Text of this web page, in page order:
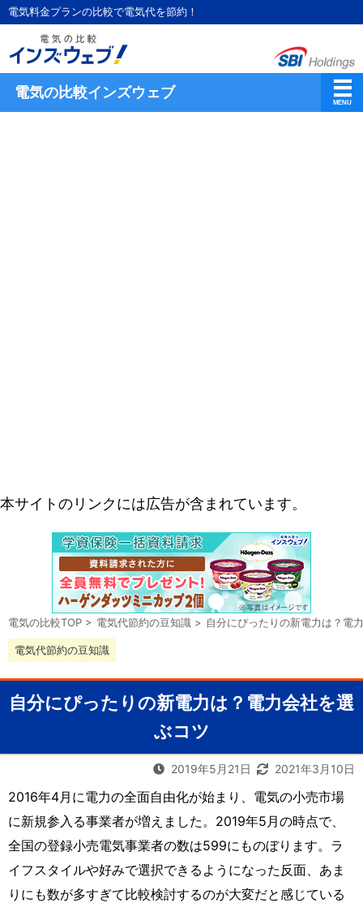
電気料金プランの比較で電気代を節約！
電気の比較インズウェブ
本サイトのリンクには広告が含まれています。
電気の比較TOP > 電気代節約の豆知識 > 自分にぴったりの新電力は？電
電気代節約の豆知識
自分にぴったりの新電力は？電力会社を選
ぶコツ
2019年5月21日 2021年3月10日
2016年4月に電力の全面自由化が始まり、電気の小売市場
に新規参入る事業者が増えました。2019年5月の時点で、
全国の登録小売電気事業者の数は599にものぼります。ラ
イフスタイルや好みで選択できるようになった反面、あま
りにも数が多すぎて比較検討するのが大変だと感じている